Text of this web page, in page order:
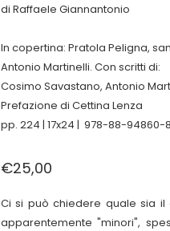
di Raffaele Giannantonio
In copertina: Pratola Peligna,
Antonio Martinelli. Con scritti di:
Cosimo Savastano, Antonio
Prefazione di Cettina Lenza
pp. 224 | 17x24 | 978-88-94860-
€25,00
Ci si può chiedere quale sia
apparentemente "minori",